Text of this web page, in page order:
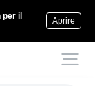
il
Aprire